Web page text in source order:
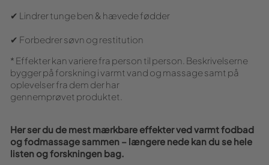
✔ Lindrer tunge ben & hævede fødder
✔ Forbedrer søvn og restitution
* Effekter kan variere fra person til person. Beskrivelserne
bygger på forskning i varmt vand og massage samt på
oplevelser fra dem der har
gennemprøvet produktet.
Her ser du de mest mærkbare effekter ved varmt fodbad
og fodmassage sammen – længere nede kan du se hele
listen og forskningen bag.